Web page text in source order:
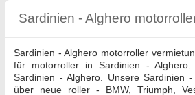
Sardinien - Alghero
Sardinien - Alghero motorroller
für motorroller in Sardinien -
Sardinien - Alghero. Unsere Sardinien
über neue roller - BMW, Triumph,